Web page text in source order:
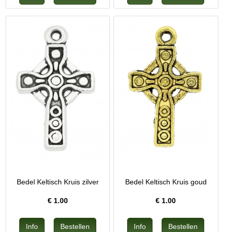
Bedel Keltisch Kruis zilver
€ 1.00
Bedel Keltisch Kruis goud
€ 1.00